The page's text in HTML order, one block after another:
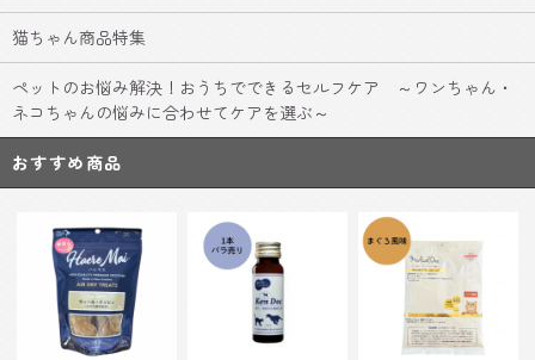
猫ちゃん商品特集
ペットのお悩み解決！おうちでできるセルフケア ～ワンちゃん・
ネコちゃんの悩みに合わせてケアを選ぶ～
おすすめ商品